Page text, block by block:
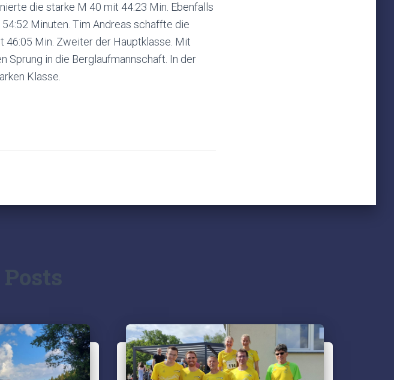
die starke M 40 mit 44:23 Min. Ebenfalls
Minuten. Tim Andreas schaffte die
Min. Zweiter der Hauptklasse. Mit
Sprung in die Berglaufmannschaft. In der
Klasse.